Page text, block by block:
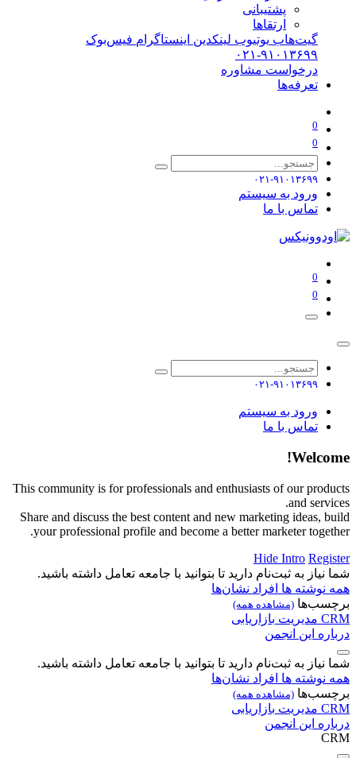
پشتیبانی
ارتقاها
گیت‌هاب یوتیوب لینکدین اینستاگرام فیس‌بوک
۰۲۱-۹۱۰۱۳۶۹۹
درخواست مشاوره
تعرفه‌ها
0
0
۰۲۱-۹۱۰۱۳۶۹۹
ورود به سیستم
تماس با ما
0
0
۰۲۱-۹۱۰۱۳۶۹۹
ورود به سیستم
تماس با ما
Welcome!
This community is for professionals and enthusiasts of our products
and services.
Share and discuss the best content and new marketing ideas, build
your professional profile and become a better marketer together.
Hide Intro Register
شما نیاز به ثبت‌نام دارید تا بتوانید با جامعه تعامل داشته باشید.
همه نوشته ها افراد نشان‌ها
برچسب‌ها (مشاهده همه)
CRM مدیریت بازاریابی
درباره این انجمن
شما نیاز به ثبت‌نام دارید تا بتوانید با جامعه تعامل داشته باشید.
همه نوشته ها افراد نشان‌ها
برچسب‌ها (مشاهده همه)
CRM مدیریت بازاریابی
درباره این انجمن
CRM